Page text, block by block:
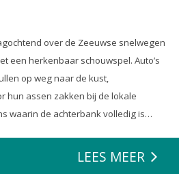
over de Zeeuwse snelwegen
een herkenbaar schouwspel. Auto’s
op weg naar de kust,
hun assen zakken bij de lokale
waarin de achterbank volledig is
auto’s en we verwachten dat ze alles
LEES MEER